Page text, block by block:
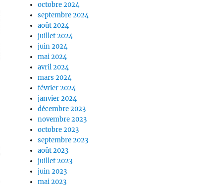
octobre 2024
septembre 2024
août 2024
juillet 2024
juin 2024
mai 2024
avril 2024
mars 2024
février 2024
janvier 2024
décembre 2023
novembre 2023
octobre 2023
septembre 2023
août 2023
juillet 2023
juin 2023
mai 2023